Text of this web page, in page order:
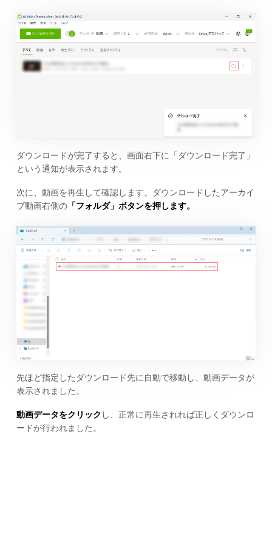
ダウンロードが完了すると、画面右下に「ダウンロード完了」
という通知が表示されます。
次に、動画を再生して確認します。ダウンロードしたアーカイ
ブ動画右側の「フォルダ」ボタンを押します。
先ほど指定したダウンロード先に自動で移動し、動画データが
表示されました。
動画データをクリック し、正常に再生されれば正しくダウンロ
ードが行われました。